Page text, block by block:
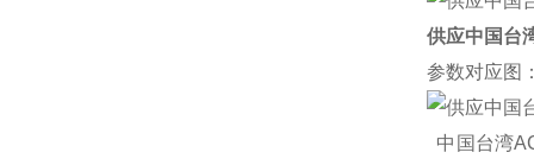
供应中国台
参数对应图
中国台湾